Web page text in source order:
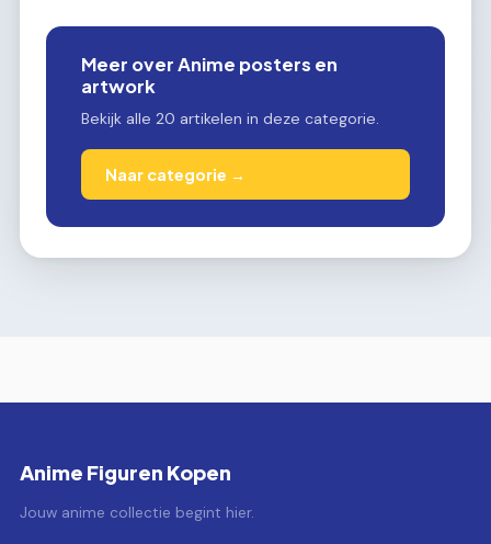
Meer over Anime posters en
artwork
Bekijk alle 20 artikelen in deze categorie.
Naar categorie →
Anime Figuren Kopen
Jouw anime collectie begint hier.